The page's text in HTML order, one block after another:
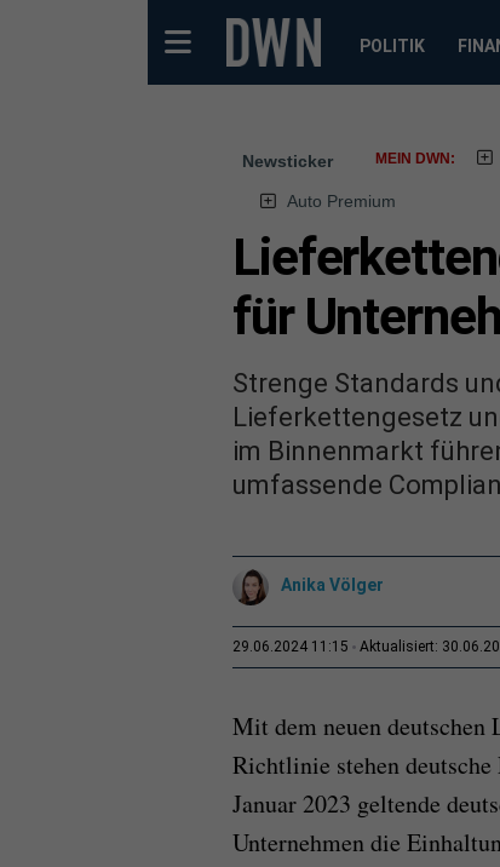
POLITIK
Newsticker MEIN DWN:
Auto Premium
für
Strenge Standards
Lieferkettengesetz
im Binnenmarkt
umfassende
Anika Völger
29.06.2024 11:15 Aktualisiert:
Mit dem neuen deutschen
Richtlinie stehen
Januar 2023 geltende
Unternehmen die